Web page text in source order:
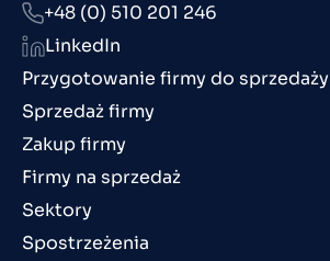
Przygotowanie firmy do sprzedaży
Sprzedaż firmy
Zakup firmy
Firmy na sprzedaż
Sektory
Spostrzeżenia
+48 (0) 510 201 246
LinkedIn